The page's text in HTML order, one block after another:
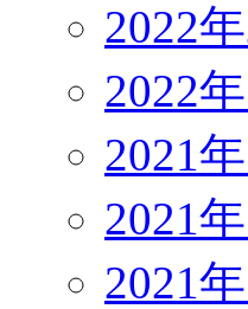
2022
2022
2021
2021
2021